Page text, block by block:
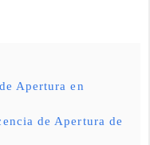
Apertura en
de Apertura de